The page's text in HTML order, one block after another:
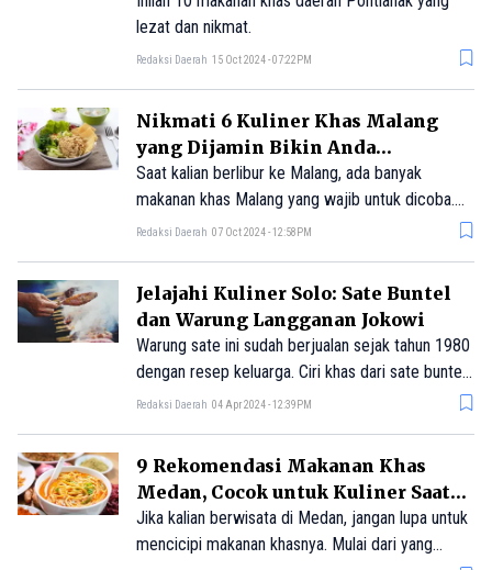
lezat dan nikmat.
Redaksi Daerah 15 Oct 2024 - 07:22PM
Nikmati 6 Kuliner Khas Malang
yang Dijamin Bikin Anda
Ketagihan!
Saat kalian berlibur ke Malang, ada banyak
makanan khas Malang yang wajib untuk dicoba.
Makanan-makanan ini dapat dengan mudah
dianggap sebagai hidangan legendaris.
Redaksi Daerah 07 Oct 2024 - 12:58PM
Jelajahi Kuliner Solo: Sate Buntel
dan Warung Langganan Jokowi
Warung sate ini sudah berjualan sejak tahun 1980
dengan resep keluarga. Ciri khas dari sate buntel
di sini adalah olahan daging kambingnya yang
Redaksi Daerah 04 Apr 2024 - 12:39PM
9 Rekomendasi Makanan Khas
Medan, Cocok untuk Kuliner Saat
Liburan
Jika kalian berwisata di Medan, jangan lupa untuk
mencicipi makanan khasnya. Mulai dari yang